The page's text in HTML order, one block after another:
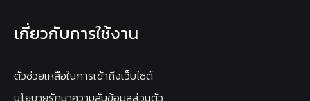
เกี่ยวกับการใช้งาน
ตัวช่วยเหลือในการเข้าถึงเว็บไซต์
นโยบายรักษาความลับข้อมูลส่วนตัว